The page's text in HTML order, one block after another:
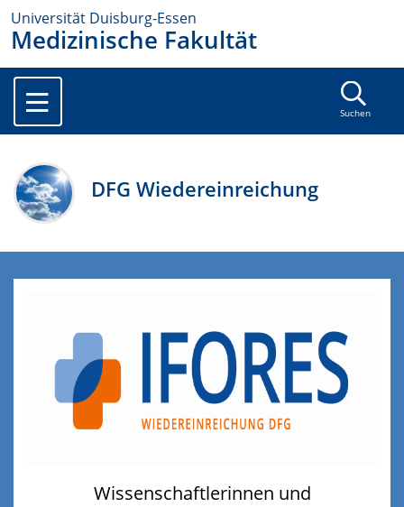
Universität Duisburg-Essen
Medizinische Fakultät
Suchen
DFG Wiedereinreichung
Wissenschaftlerinnen und